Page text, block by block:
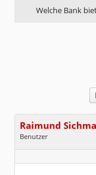
Welche Bank
Raimund
Benutzer
Geschlecht:
keine
Dabei seit:
08 /